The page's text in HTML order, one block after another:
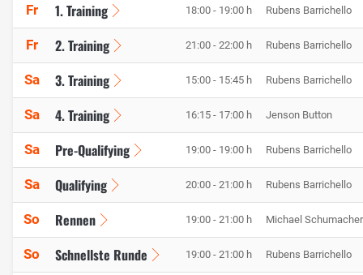
Fr 1. Training 18:00 - 19:00 h Rubens Barrichello
Fr 2. Training 21:00 - 22:00 h Rubens Barrichello
Sa 3. Training 15:00 - 15:45 h Rubens Barrichello
Sa 4. Training 16:15 - 17:00 h Jenson Button
Sa Pre-Qualifying 19:00 - 19:00 h Rubens Barrichello
Sa Qualifying 20:00 - 21:00 h Rubens Barrichello
So Rennen 19:00 - 21:00 h Michael Schumacher
So Schnellste Runde 19:00 - 21:00 h Rubens Barrichello